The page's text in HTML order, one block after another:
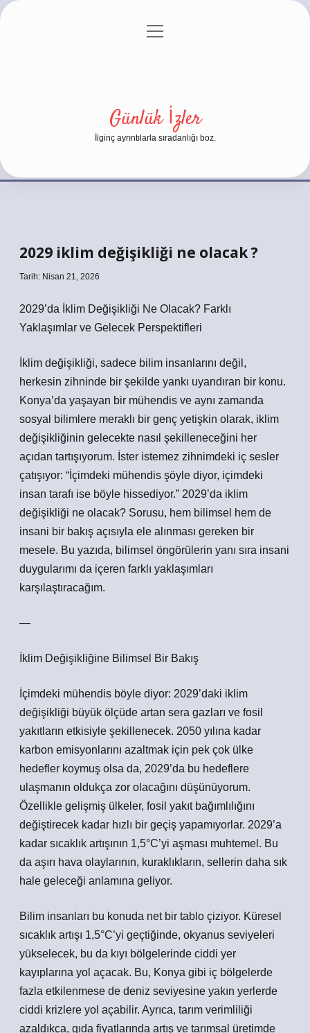
Gizlilik Politikası
menüyü
Günlük İzler
İlginç ayrıntılarla sıradanlığı boz.
2029 iklim değişikliği ne olacak ?
Tarih: Nisan 21, 2026
2029’da İklim Değişikliği Ne Olacak? Farklı
Yaklaşımlar ve Gelecek Perspektifleri
İklim değişikliği, sadece bilim insanlarını değil,
herkesin zihninde bir şekilde yankı uyandıran bir konu.
Konya’da yaşayan bir mühendis ve aynı zamanda
sosyal bilimlere meraklı bir genç yetişkin olarak, iklim
değişikliğinin gelecekte nasıl şekilleneceğini her
açıdan tartışıyorum. İster istemez zihnimdeki iç sesler
çatışıyor: “İçimdeki mühendis şöyle diyor, içimdeki
insan tarafı ise böyle hissediyor.” 2029’da iklim
değişikliği ne olacak? Sorusu, hem bilimsel hem de
insani bir bakış açısıyla ele alınması gereken bir
mesele. Bu yazıda, bilimsel öngörülerin yanı sıra insani
duygularımı da içeren farklı yaklaşımları
karşılaştıracağım.
—
İklim Değişikliğine Bilimsel Bir Bakış
İçimdeki mühendis böyle diyor: 2029’daki iklim
değişikliği büyük ölçüde artan sera gazları ve fosil
yakıtların etkisiyle şekillenecek. 2050 yılına kadar
karbon emisyonlarını azaltmak için pek çok ülke
hedefler koymuş olsa da, 2029’da bu hedeflere
ulaşmanın oldukça zor olacağını düşünüyorum.
Özellikle gelişmiş ülkeler, fosil yakıt bağımlılığını
değiştirecek kadar hızlı bir geçiş yapamıyorlar. 2029’a
kadar sıcaklık artışının 1,5°C’yi aşması muhtemel. Bu
da aşırı hava olaylarının, kuraklıkların, sellerin daha sık
hale geleceği anlamına geliyor.
Bilim insanları bu konuda net bir tablo çiziyor. Küresel
sıcaklık artışı 1,5°C’yi geçtiğinde, okyanus seviyeleri
yükselecek, bu da kıyı bölgelerinde ciddi yer
kayıplarına yol açacak. Bu, Konya gibi iç bölgelerde
fazla etkilenmese de deniz seviyesine yakın yerlerde
ciddi krizlere yol açabilir. Ayrıca, tarım verimliliği
azaldıkça, gıda fiyatlarında artış ve tarımsal üretimde